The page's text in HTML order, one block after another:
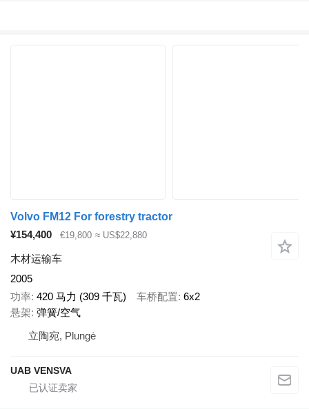
Volvo FM12 For forestry tractor
¥154,400
€19,800 ≈ US$22,880
木材运输车
2005
功率 420 马力 (309 千瓦) 车桥配置 6x2
悬架 弹簧/空气
立陶宛, Plungė
UAB VENSVA